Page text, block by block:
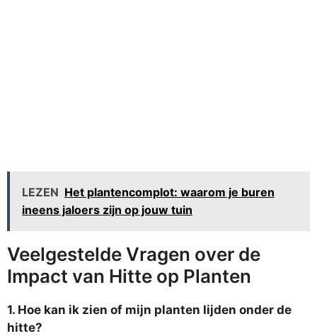
LEZEN Het plantencomplot: waarom je buren
ineens jaloers zijn op jouw tuin
Veelgestelde Vragen over de
Impact van Hitte op Planten
1. Hoe kan ik zien of mijn planten lijden onder de
hitte?